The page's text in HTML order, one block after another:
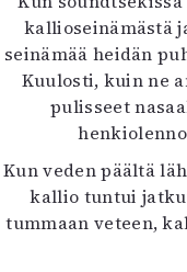
kallioseinämästä
seinämää heidän
Kuulosti, kuin ne
pulisseet
Kun veden päältä
kallio tuntui
tummaan veteen,